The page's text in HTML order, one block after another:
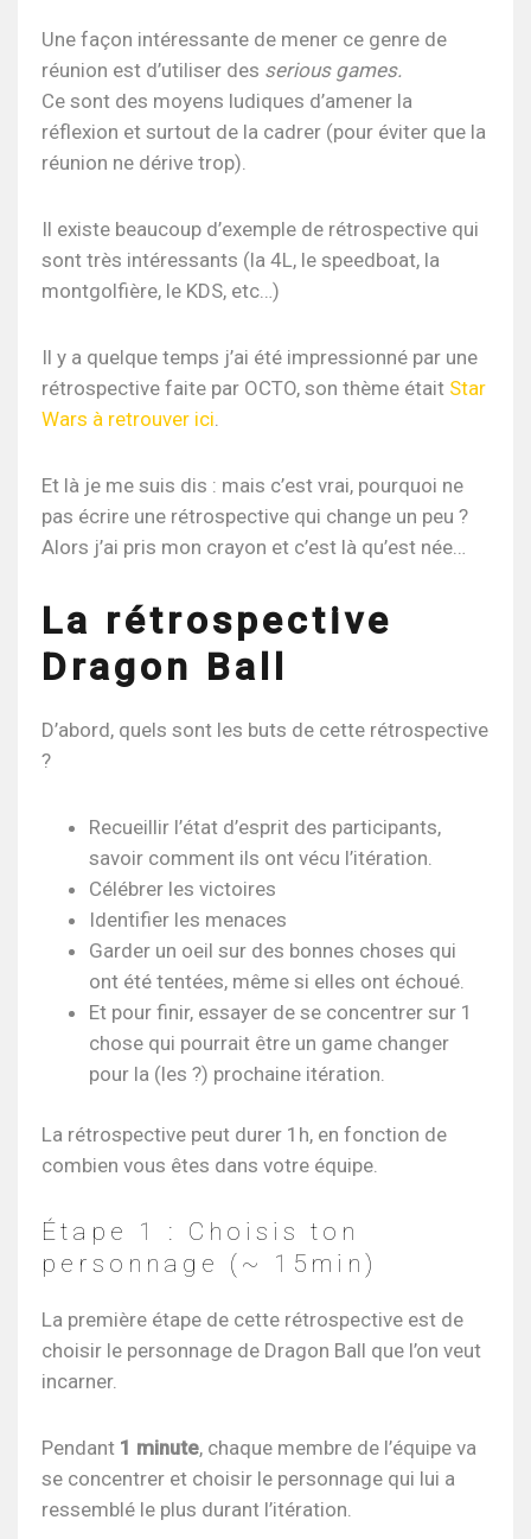
Une façon intéressante de mener ce genre de
réunion est d’utiliser des serious games.
Ce sont des moyens ludiques d’amener la
réflexion et surtout de la cadrer (pour éviter que la
réunion ne dérive trop).
Il existe beaucoup d’exemple de rétrospective qui
sont très intéressants (la 4L, le speedboat, la
montgolfière, le KDS, etc…)
Il y a quelque temps j’ai été impressionné par une
rétrospective faite par OCTO, son thème était Star
Wars à retrouver ici.
Et là je me suis dis : mais c’est vrai, pourquoi ne
pas écrire une rétrospective qui change un peu ?
Alors j’ai pris mon crayon et c’est là qu’est née…
La rétrospective
Dragon Ball
D’abord, quels sont les buts de cette rétrospective
?
Recueillir l’état d’esprit des participants,
savoir comment ils ont vécu l’itération.
Célébrer les victoires
Identifier les menaces
Garder un oeil sur des bonnes choses qui
ont été tentées, même si elles ont échoué.
Et pour finir, essayer de se concentrer sur 1
chose qui pourrait être un game changer
pour la (les ?) prochaine itération.
La rétrospective peut durer 1h, en fonction de
combien vous êtes dans votre équipe.
Étape 1 : Choisis ton
personnage (~ 15min)
La première étape de cette rétrospective est de
choisir le personnage de Dragon Ball que l’on veut
incarner.
Pendant 1 minute, chaque membre de l’équipe va
se concentrer et choisir le personnage qui lui a
ressemblé le plus durant l’itération.